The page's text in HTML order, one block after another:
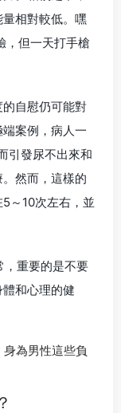
相對較低。嘿
，但一天打手槍
自慰仍可能對
案例，病人一
引發尿不出來和
然而，這樣的
～10次左右，並
，重要的是不要
和心理的健